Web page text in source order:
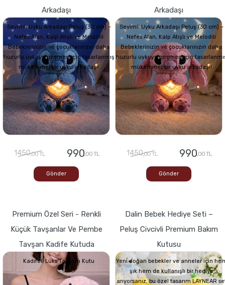
Arkadaşı
Sevimli Uyku Arkadaşı Peluş (30 cm) –
Nefes Alan, Kalp Atışlı ve Melodili
Bebeklerinizin ve çocuklarınızın daha
huzurlu uykuya geçmesi için tasarlanmış
mükemmel bir uyku arkadaşı!
1450,00 TL 990,00 TL
Gönder
Arkadaşı
Sevimli Uyku Arkadaşı Peluş (30 cm) –
Nefes Alan, Kalp Atışlı ve Melodili
Bebeklerinizin ve çocuklarınızın daha
huzurlu uykuya geçmesi için
mükemmel bir uyku arkadaşı!
1450,00 TL 990,00 TL
Gönder
Premium Özel Seri - Renkli
Küçük Tavşanlar Ve Pembe
Tavşan Kadife Kutuda
Kadifeli Lüks Tasarım Kutu
Dalin Bebek Hediye Seti –
Peluş Civcivli Premium Bakım
Kutusu
Yeni doğan bebekler ve anneler için
şık hem de kullanışlı bir hediye
arıyorsanız, bu özel tasarım LAYNEAR